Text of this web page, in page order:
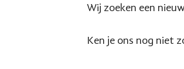
Wij zoeken een
Ken je ons nog niet